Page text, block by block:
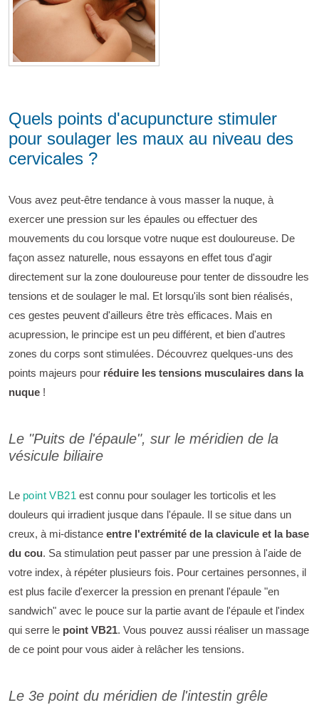
Quels points d'acupuncture stimuler
pour soulager les maux au niveau des
cervicales ?
Vous avez peut-être tendance à vous masser la nuque, à
exercer une pression sur les épaules ou effectuer des
mouvements du cou lorsque votre nuque est douloureuse. De
façon assez naturelle, nous essayons en effet tous d'agir
directement sur la zone douloureuse pour tenter de dissoudre les
tensions et de soulager le mal. Et lorsqu'ils sont bien réalisés,
ces gestes peuvent d'ailleurs être très efficaces. Mais en
acupression, le principe est un peu différent, et bien d'autres
zones du corps sont stimulées. Découvrez quelques-uns des
points majeurs pour réduire les tensions musculaires dans la
nuque !
Le "Puits de l'épaule", sur le méridien de la
vésicule biliaire
Le point VB21 est connu pour soulager les torticolis et les
douleurs qui irradient jusque dans l'épaule. Il se situe dans un
creux, à mi-distance entre l'extrémité de la clavicule et la base
du cou. Sa stimulation peut passer par une pression à l'aide de
votre index, à répéter plusieurs fois. Pour certaines personnes, il
est plus facile d'exercer la pression en prenant l'épaule "en
sandwich" avec le pouce sur la partie avant de l'épaule et l'index
qui serre le point VB21. Vous pouvez aussi réaliser un massage
de ce point pour vous aider à relâcher les tensions.
Le 3e point du méridien de l'intestin grêle